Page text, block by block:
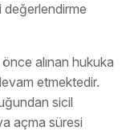
alınan hukuka
etmektedir.
sicil
açma süresi